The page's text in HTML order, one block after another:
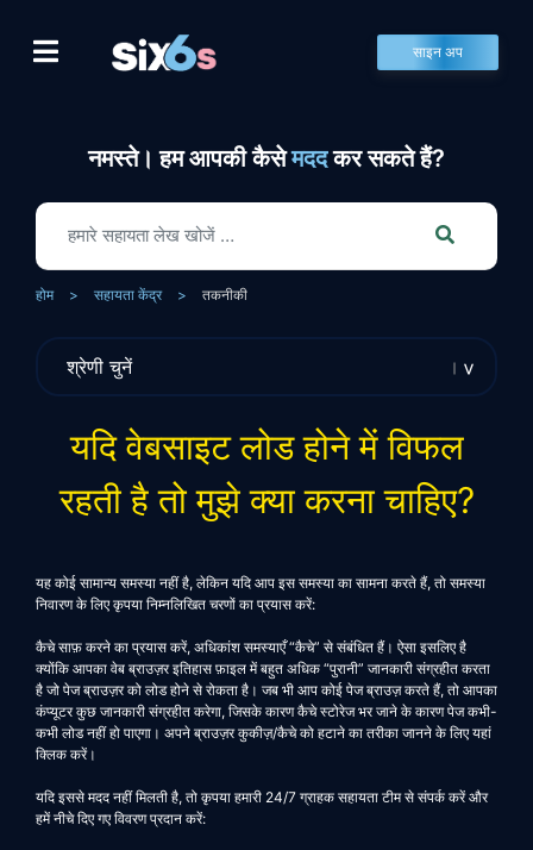
content
साइन अप
नमस्ते। हम आपकी कैसेमददकर सकते हैं?
होम > सहायता केंद्र > तकनीकी
यदि वेबसाइट लोड होने में विफल
रहती है तो मुझे क्या करना चाहिए?
यह कोई सामान्य समस्या नहीं है, लेकिन यदि आप इस समस्या का सामना करते हैं, तो समस्या
निवारण के लिए कृपया निम्नलिखित चरणों का प्रयास करें:
कैचे साफ़ करने का प्रयास करें, अधिकांश समस्याएँ “कैचे” से संबंधित हैं। ऐसा इसलिए है
क्योंकि आपका वेब ब्राउज़र इतिहास फ़ाइल में बहुत अधिक “पुरानी” जानकारी संग्रहीत करता
है जो पेज ब्राउज़र को लोड होने से रोकता है। जब भी आप कोई पेज ब्राउज़ करते हैं, तो आपका
कंप्यूटर कुछ जानकारी संग्रहीत करेगा, जिसके कारण कैचे स्टोरेज भर जाने के कारण पेज कभी-
कभी लोड नहीं हो पाएगा। अपने ब्राउज़र कुकीज़/कैचे को हटाने का तरीका जानने के लिए यहां
क्लिक करें।
यदि इससे मदद नहीं मिलती है, तो कृपया हमारी 24/7 ग्राहक सहायता टीम से संपर्क करें और
हमें नीचे दिए गए विवरण प्रदान करें: